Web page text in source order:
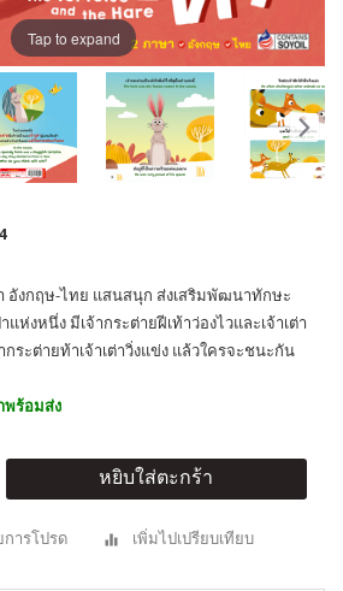
Tap to expand
งกฤษ-ไทย แสนสนุก ส่งเสริมพัฒนาทักษะ
แห่งหนึ่ง มีเจ้ากระต่ายฝีเท้าว่องไวและเจ้าเต่า
ระต่ายท้าเจ้าเต่าวิ่งแข่ง แล้วใครจะชนะกัน
ร้อมส่ง
หยิบใส่ตะกร้า
การโปรด เพิ่มไปเปรียบเทียบ